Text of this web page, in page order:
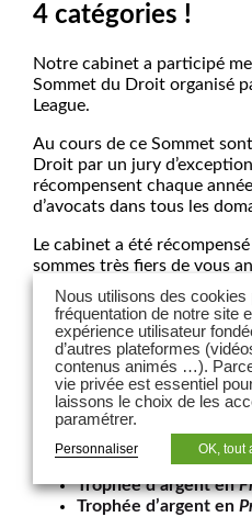
4 catégories !
Notre cabinet a participé
Sommet du Droit organisé
League.
Au cours de ce Sommet
Droit par un jury
récompensent chaque
d’avocats dans tous les
Le cabinet a été
sommes très fiers de vous
été le seul cabinet à obtenir
Trophée d’or pour la
Trophée d’or en Droit
Trophée d’or pour l’
Infrastructure
Trophée d’or enDroit
* *
Trophée d’argent en
Trophée d’argent en
Nous utilisons des cookies
fréquentation de notre site
expérience utilisateur
d’autres plateformes
contenus animés …).
vie privée est essentiel
laissons le choix de les
paramétrer.
Personnaliser OK, tout